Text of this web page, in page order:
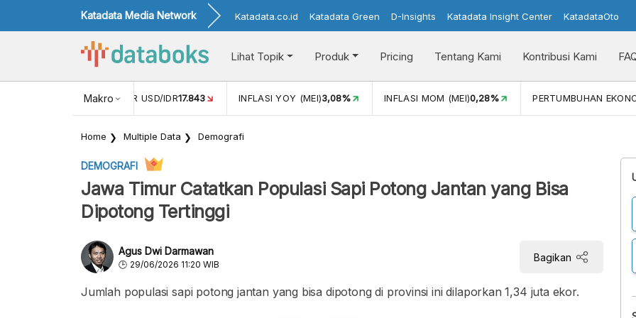
Katadata Media Network Katadata.co.id Katadata Green D-Insights Katadata Insight Center KatadataOto
Lihat Topik Produk Pricing Tentang Kami Kontribusi Kami
Makro
NILAI TUKAR USD/IDR17.843 INFLASI YOY (MEI)3,08% INFLASI MOM (MEI)0,28% PERTUMBUHAN
Home Multiple Data Demografi
DEMOGRAFI
Jawa Timur Catatkan Populasi Sapi Potong Jantan yang Bisa
Dipotong Tertinggi
Agus Dwi Darmawan
29/06/2026 11:20 WIB
Bagikan
Jumlah populasi sapi potong jantan yang bisa dipotong di provinsi ini dilaporkan 1,34 juta ekor.